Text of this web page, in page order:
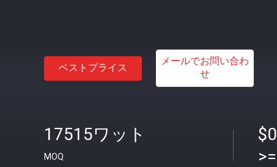
ベストプライス
メールでお問い合わ
せ
17515ワット
MOQ